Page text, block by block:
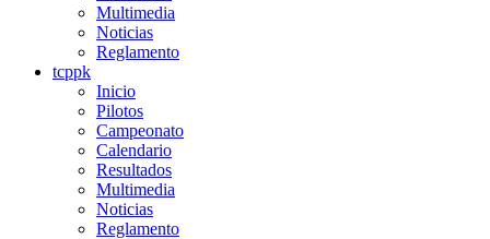
Multimedia
Noticias
Reglamento
tcppk
Inicio
Pilotos
Campeonato
Calendario
Resultados
Multimedia
Noticias
Reglamento